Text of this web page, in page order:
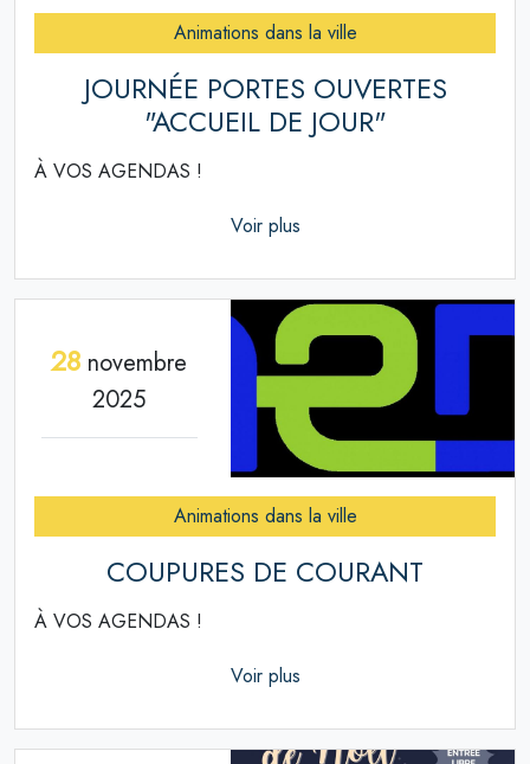
Animations dans la ville
JOURNÉE PORTES OUVERTES
"ACCUEIL DE JOUR"
À VOS AGENDAS !
Voir plus
28 novembre
2025
Animations dans la ville
COUPURES DE COURANT
À VOS AGENDAS !
Voir plus